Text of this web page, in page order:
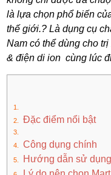
là lựa chọn phổ biến
thế giới.? Là dụng cụ
Nam có thể dùng cho
& điện di ion cùng lúc
Đặc điểm nổi bật
Công dụng chính
Hướng dẫn sử dụng